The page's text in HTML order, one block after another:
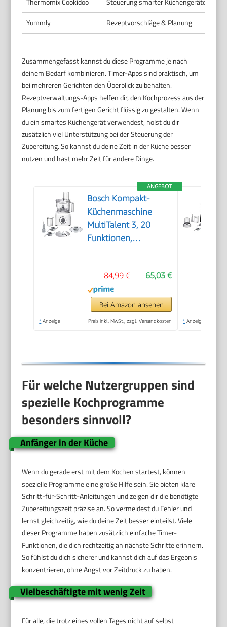
Yummly
Rezeptvorschläge & Planung
Zusammengefasst kannst du diese Programme je nach
deinem Bedarf kombinieren. Timer-Apps sind praktisch, um
bei mehreren Gerichten den Überblick zu behalten.
Rezeptverwaltungs-Apps helfen dir, den Kochprozess aus der
Planung bis zum fertigen Gericht flüssig zu gestalten. Wenn
du ein smartes Küchengerät verwendest, holst du dir
zusätzlich viel Unterstützung bei der Steuerung der
Zubereitung. So kannst du deine Zeit in der Küche besser
nutzen und hast mehr Zeit für andere Dinge.
ANGEBOT
Bosch Kompakt-
Küchenmaschine
MultiTalent 3, 20
Funktionen,
Schneid-Raspel-
Wendescheibe,
Schlagscheibe
(Sahne), Einfüllhilfe,
65,03 €
84,99 €
Bei Amazon ansehen
* Anzeige Preis inkl. MwSt., zzgl. Versandkosten * Anzeige
Für welche Nutzergruppen sind
spezielle Kochprogramme
besonders sinnvoll?
Anfänger in der Küche
Wenn du gerade erst mit dem Kochen startest, können
spezielle Programme eine große Hilfe sein. Sie bieten klare
Schritt-für-Schritt-Anleitungen und zeigen dir die benötigte
Zubereitungszeit präzise an. So vermeidest du Fehler und
lernst gleichzeitig, wie du deine Zeit besser einteilst. Viele
dieser Programme haben zusätzlich einfache Timer-
Funktionen, die dich rechtzeitig an nächste Schritte erinnern.
So fühlst du dich sicherer und kannst dich auf das Ergebnis
konzentrieren, ohne Angst vor Zeitdruck zu haben.
Vielbeschäftigte mit wenig Zeit
Für alle, die trotz eines vollen Tages nicht auf selbst